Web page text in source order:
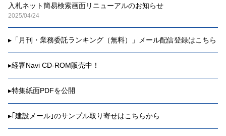
入札ネット簡易検索画面リニューアルのお知らせ
2025/04/24
▸ 「月刊・業務委託ランキング（無料）」メール配信登録はこちら
▸経審Navi CD-ROM販売中！
▸特集紙面PDFを公開
▸ ｢建設メール｣のサンプル取り寄せはこちらから